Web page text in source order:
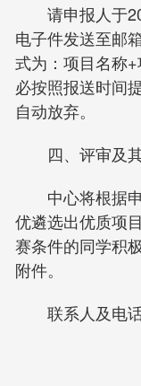
请申报人于
电子件发送至邮
式为：项目名称
必按照报送时间
自动放弃。
四、评审及
中心将根据
优遴选出优质项
赛条件的同学积
附件。
联系人及电